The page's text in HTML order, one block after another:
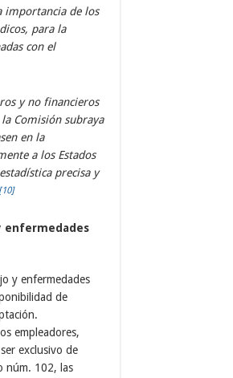
importancia de los
para la
con el
y no financieros
Comisión subraya
en la
a los Estados
precisa y
enfermedades
y enfermedades
de
empleadores,
exclusivo de
núm. 102, las